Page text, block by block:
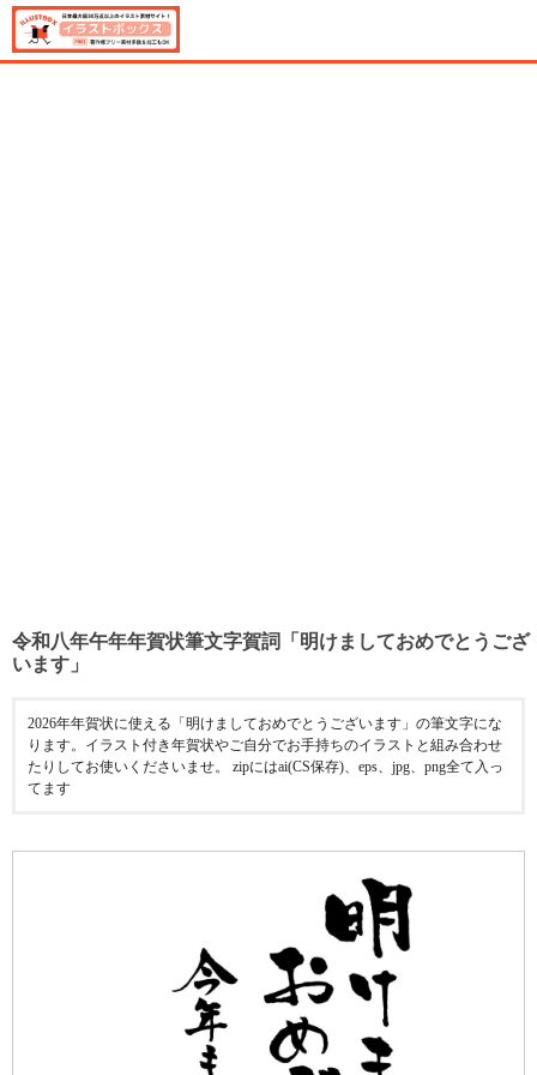
令和八年午年年賀状筆文字賀詞「明けましておめでとうござ
います」
2026年年賀状に使える「明けましておめでとうございます」の筆文字にな
ります。イラスト付き年賀状やご自分でお手持ちのイラストと組み合わせ
たりしてお使いくださいませ。 zipにはai(CS保存)、eps、jpg、png全て入っ
てます